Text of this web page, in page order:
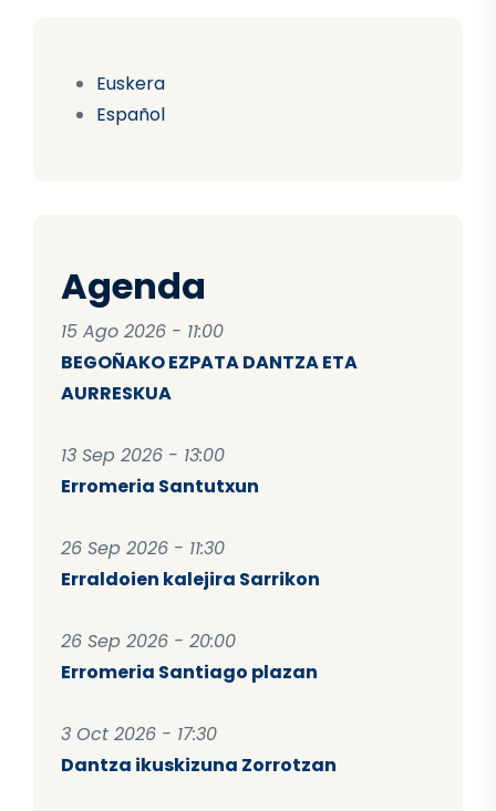
Euskera
Español
Agenda
15 Ago 2026 - 11:00
BEGOÑAKO EZPATA DANTZA ETA
AURRESKUA
13 Sep 2026 - 13:00
Erromeria Santutxun
26 Sep 2026 - 11:30
Erraldoien kalejira Sarrikon
26 Sep 2026 - 20:00
Erromeria Santiago plazan
3 Oct 2026 - 17:30
Dantza ikuskizuna Zorrotzan